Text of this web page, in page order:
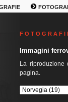
F O T O G R A F I
Immagini
La
pagina.